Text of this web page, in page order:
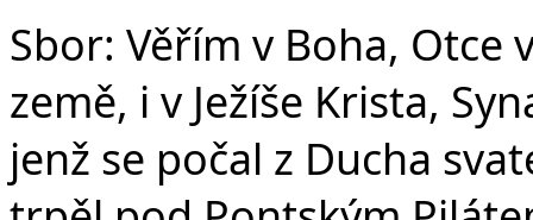
Sbor: Věřím v Boha,
země, i v Ježíše Krista,
jenž se počal z Ducha